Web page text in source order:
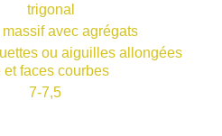
trigonal
avec agrégats
ou aiguilles allongées
faces courbes
7-7,5